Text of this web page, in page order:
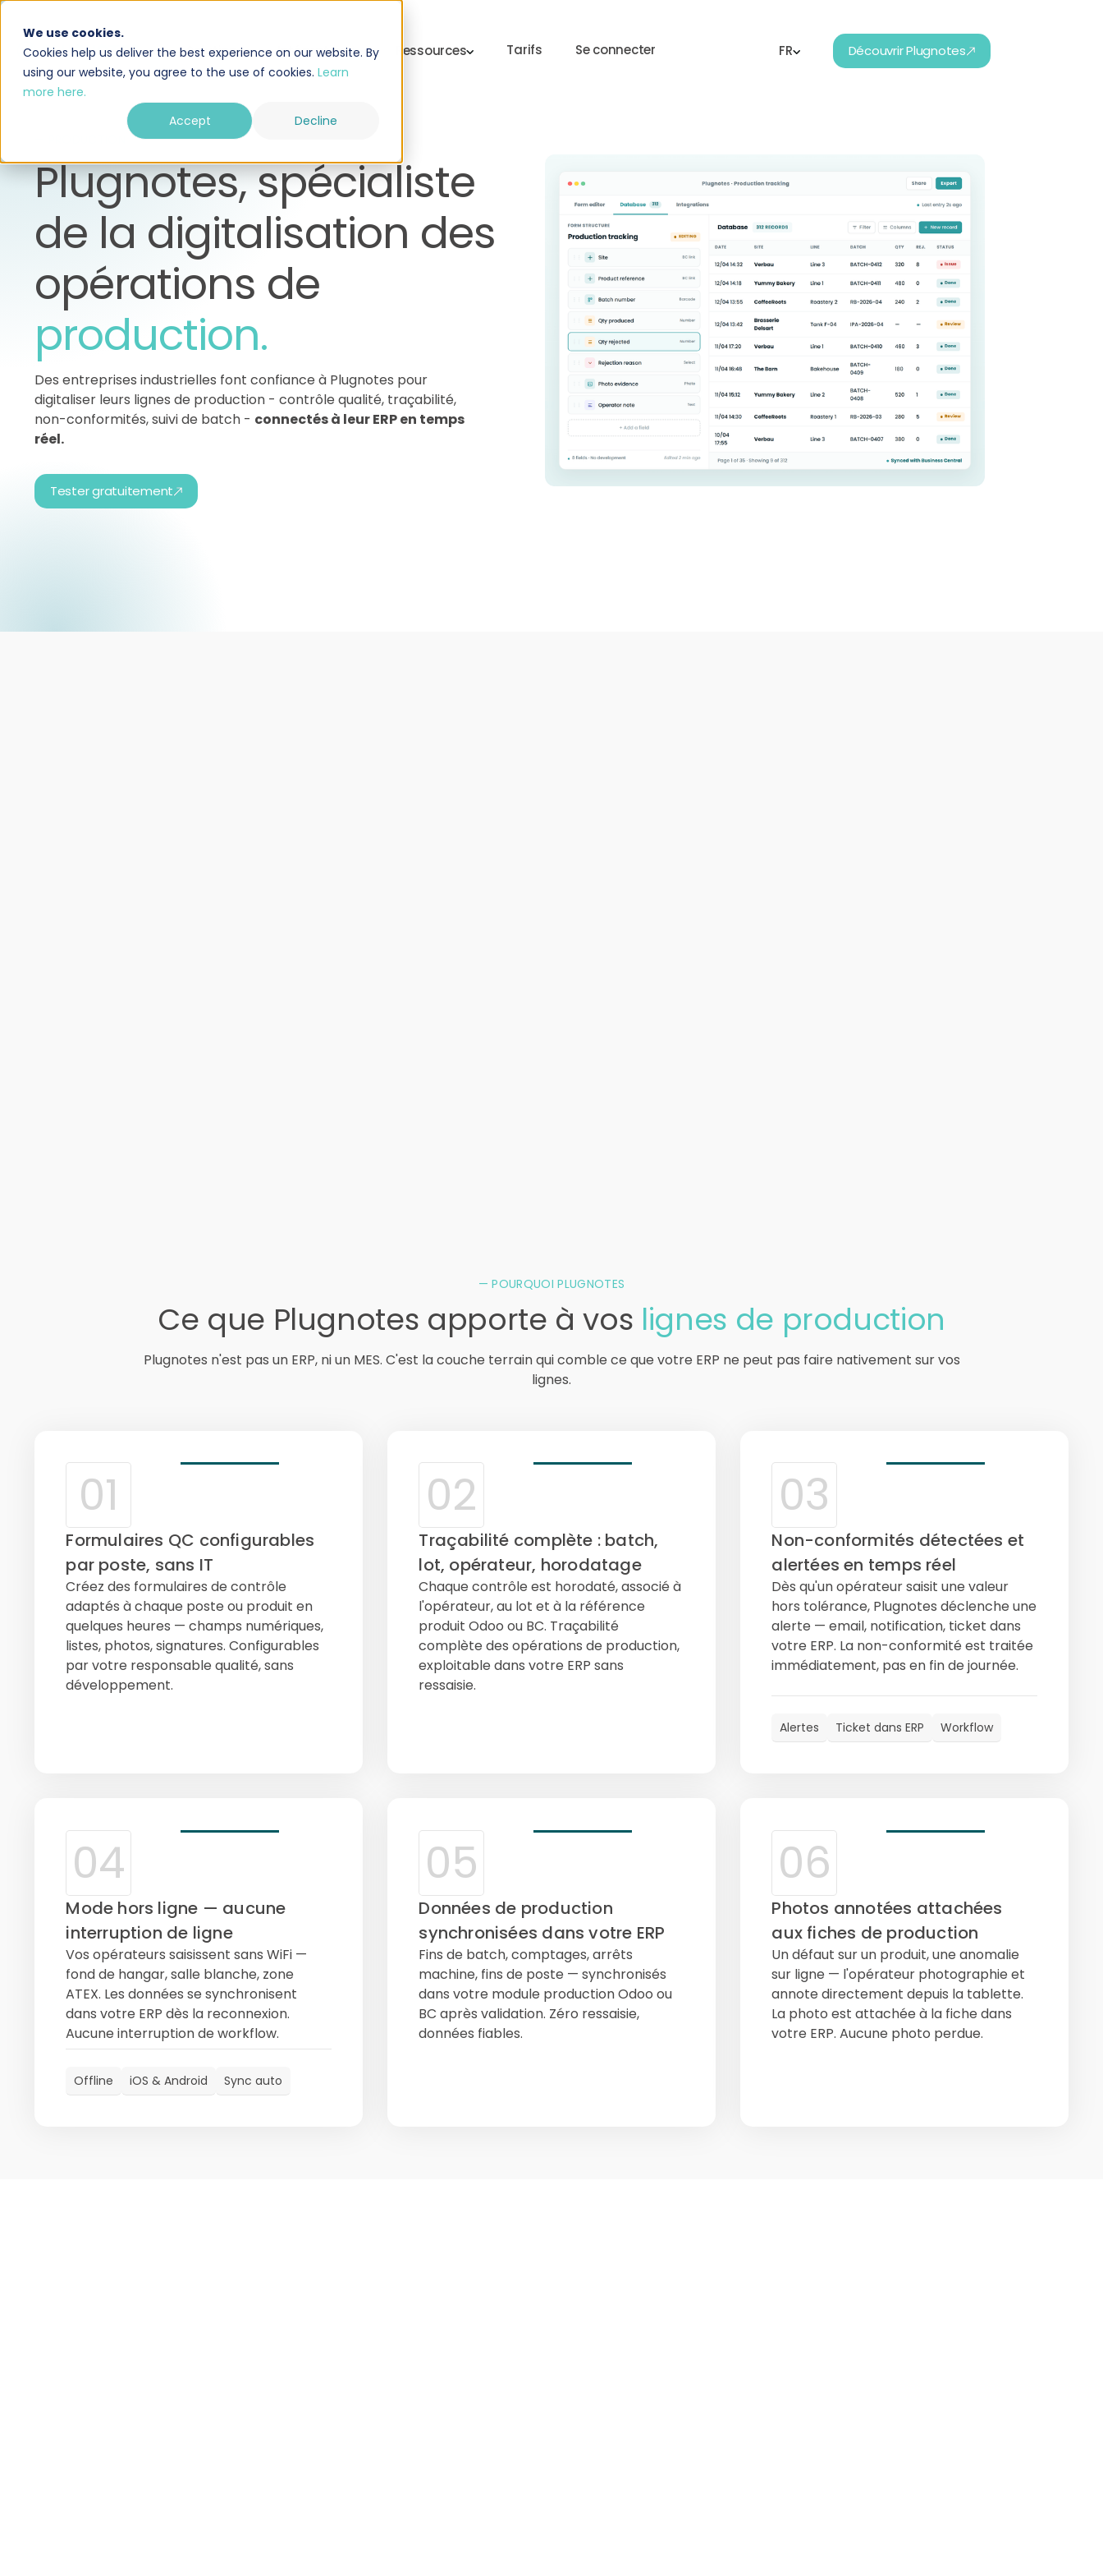
We use cookies.
Cookies help us deliver the best experience on our website. By
using our website, you agree to the use of cookies. Learn
more here.
Accept
Decline
Solution Intégrations Ressources Tarifs Se connecter FR Découvrir Plugnotes
Plugnotes, spécialiste
de la digitalisation des
opérations de
production.
Des entreprises industrielles font confiance à Plugnotes pour
digitaliser leurs lignes de production - contrôle qualité, traçabilité,
non-conformités, suivi de batch - connectés à leur ERP en temps
réel.
Tester gratuitement
— POURQUOI PLUGNOTES
Ce que Plugnotes apporte à vos lignes de production
Plugnotes n'est pas un ERP, ni un MES. C'est la couche terrain qui comble ce que votre ERP ne peut pas faire nativement sur vos
lignes.
01
Formulaires QC configurables
par poste, sans IT
Créez des formulaires de contrôle
adaptés à chaque poste ou produit en
quelques heures — champs numériques,
listes, photos, signatures. Configurables
par votre responsable qualité, sans
développement.
02
Traçabilité complète : batch,
lot, opérateur, horodatage
Chaque contrôle est horodaté, associé à
l'opérateur, au lot et à la référence
produit Odoo ou BC. Traçabilité
complète des opérations de production,
exploitable dans votre ERP sans
ressaisie.
03
Non-conformités détectées et
alertées en temps réel
Dès qu'un opérateur saisit une valeur
hors tolérance, Plugnotes déclenche une
alerte — email, notification, ticket dans
votre ERP. La non-conformité est traitée
immédiatement, pas en fin de journée.
Alertes Ticket dans ERP Workflow
04
Mode hors ligne — aucune
interruption de ligne
Vos opérateurs saisissent sans WiFi —
fond de hangar, salle blanche, zone
ATEX. Les données se synchronisent
dans votre ERP dès la reconnexion.
Aucune interruption de workflow.
Offline iOS & Android Sync auto
05
Données de production
synchronisées dans votre ERP
Fins de batch, comptages, arrêts
machine, fins de poste — synchronisés
dans votre module production Odoo ou
BC après validation. Zéro ressaisie,
données fiables.
06
Photos annotées attachées
aux fiches de production
Un défaut sur un produit, une anomalie
sur ligne — l'opérateur photographie et
annote directement depuis la tablette.
La photo est attachée à la fiche dans
votre ERP. Aucune photo perdue.